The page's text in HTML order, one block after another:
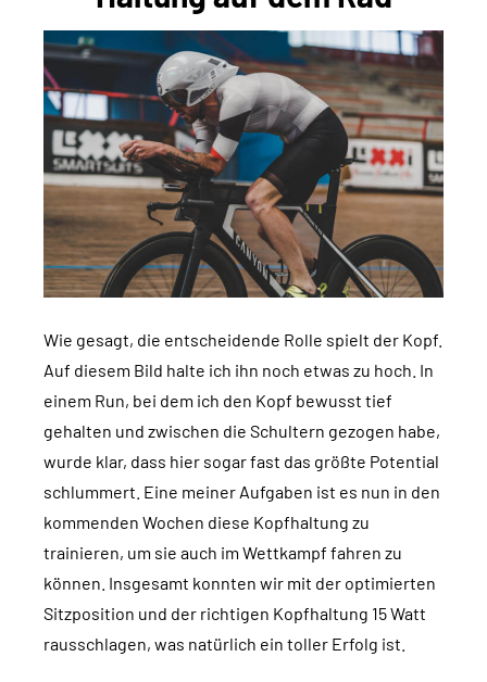
Wie gesagt, die entscheidende Rolle spielt der Kopf.
Auf diesem Bild halte ich ihn noch etwas zu hoch. In
einem Run, bei dem ich den Kopf bewusst tief
gehalten und zwischen die Schultern gezogen habe,
wurde klar, dass hier sogar fast das größte Potential
schlummert. Eine meiner Aufgaben ist es nun in den
kommenden Wochen diese Kopfhaltung zu
trainieren, um sie auch im Wettkampf fahren zu
können. Insgesamt konnten wir mit der optimierten
Sitzposition und der richtigen Kopfhaltung 15 Watt
rausschlagen, was natürlich ein toller Erfolg ist.